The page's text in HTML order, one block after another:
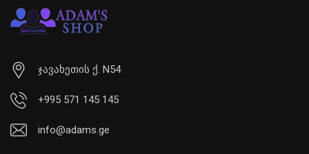
ჯავახეთის ქ. N54
+995 571 145 145
info@adams.ge